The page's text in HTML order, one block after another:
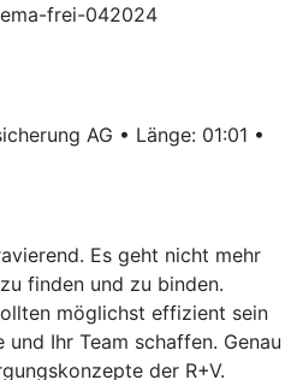
frei-042024
AG • Länge: 01:01 •
Es geht nicht mehr
finden und zu binden.
möglichst effizient sein
Ihr Team schaffen. Genau
der R+V.